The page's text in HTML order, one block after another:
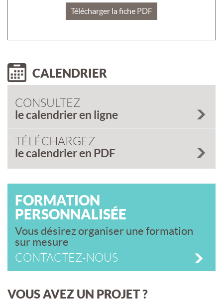
Télécharger la fiche PDF
CALENDRIER
CONSULTEZ
le calendrier en ligne
TÉLÉCHARGEZ
le calendrier en PDF
FORMATION
PERSONNALISÉE
Vous désirez organiser une formation
sur mesure
CONTACTEZ-NOUS
VOUS AVEZ UN PROJET ?